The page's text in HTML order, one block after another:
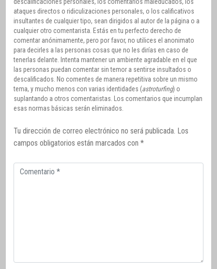
descalificaciones personales, los comentarios maleducados, los
ataques directos o ridiculizaciones personales, o los calificativos
insultantes de cualquier tipo, sean dirigidos al autor de la página o a
cualquier otro comentarista. Estás en tu perfecto derecho de
comentar anónimamente, pero por favor, no utilices el anonimato
para decirles a las personas cosas que no les dirías en caso de
tenerlas delante. Intenta mantener un ambiente agradable en el que
las personas puedan comentar sin temor a sentirse insultados o
descalificados. No comentes de manera repetitiva sobre un mismo
tema, y mucho menos con varias identidades (astroturfing) o
suplantando a otros comentaristas. Los comentarios que incumplan
esas normas básicas serán eliminados.
Tu dirección de correo electrónico no será publicada. Los
campos obligatorios están marcados con *
Comentario